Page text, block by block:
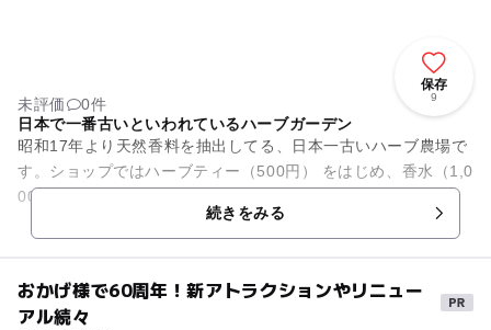
保存
9
未評価
0件
日本で一番古いといわれているハーブガーデン
昭和17年より天然香料を抽出してる、日本一古いハーブ農場で
す。ショップではハーブティー（500円） をはじめ、香水（1,0
00円から）、匂い袋（500円から）、石鹸（500円）、エッセ
続きをみる
おかげ様で60周年！新アトラクションやリニュー
アル続々